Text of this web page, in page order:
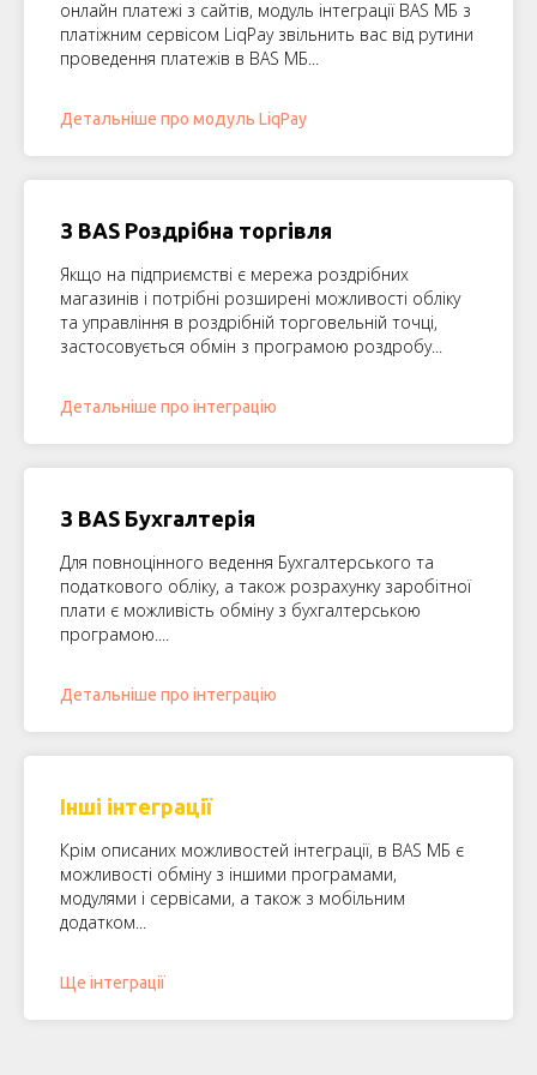
онлайн платежі з сайтів, модуль інтеграції BAS МБ з
платіжним сервісом LiqPay звільнить вас від рутини
проведення платежів в BAS МБ...
Детальніше про модуль LiqPay
З BAS Роздрібна торгівля
Якщо на підприємстві є мережа роздрібних
магазинів і потрібні розширені можливості обліку
та управління в роздрібній торговельній точці,
застосовується обмін з програмою роздробу...
Детальніше про інтеграцію
З BAS Бухгалтерія
Для повноцінного ведення Бухгалтерського та
податкового обліку, а також розрахунку заробітної
плати є можливість обміну з бухгалтерською
програмою....
Детальніше про інтеграцію
Інші інтеграції
Крім описаних можливостей інтеграції, в BAS МБ є
можливості обміну з іншими програмами,
модулями і сервісами, а також з мобільним
додатком...
Ще інтеграції